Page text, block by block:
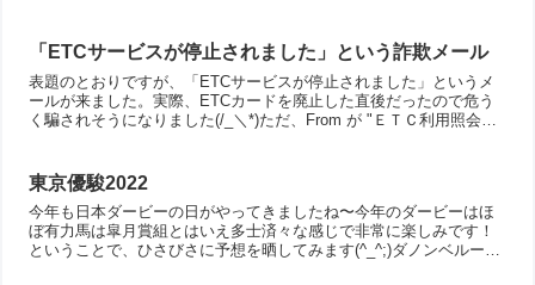
「ETCサービスが停止されました」という詐欺メール
表題のとおりですが、「ETCサービスが停止されました」というメ
ールが来ました。実際、ETCカードを廃止した直後だったので危う
く騙されそうになりました(/_＼*)ただ、From が "ＥＴＣ利用照会サ
東京優駿2022
今年も日本ダービーの日がやってきましたね〜今年のダービーはほ
ぼ有力馬は皐月賞組とはいえ多士済々な感じで非常に楽しみです！
ということで、ひさびさに予想を晒してみます(^_^;)ダノンベルーガ